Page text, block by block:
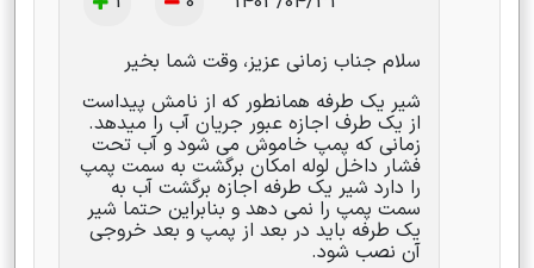
سلام جناب زمانی عزیز، وقت شما بخیر
شیر یک طرفه همانطور که از نامش پیداست
از یک طرف اجازه عبور جریان آب را میدهد.
زمانی که پمپ خاموش می شود و آب تحت
فشار داخل لوله امکان برگشت به سمت پمپ
را دارد شیر یک طرفه اجازه برگشت آب به
سمت پمپ را نمی دهد و بنابراین حتما شیر
یک طرفه باید در بعد از پمپ و بعد خروجی
آن نصب شود.